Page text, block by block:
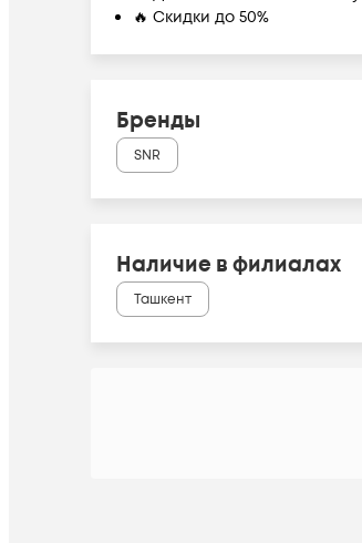
🔥 Скидки до 50%
Бренды
SNR
Наличие в филиалах
Ташкент